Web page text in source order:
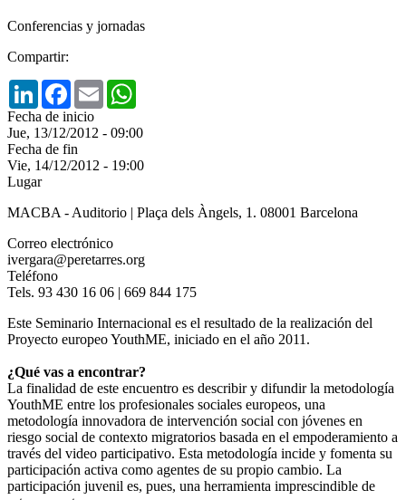
Conferencias y jornadas
Compartir:
LinkedInFacebook
Email
Fecha de inicio
Jue, 13/12/2012 - 09:00
Fecha de fin
Vie, 14/12/2012 - 19:00
Lugar
MACBA - Auditorio | Plaça dels Àngels, 1. 08001 Barcelona
Correo electrónico
ivergara@peretarres.org
Teléfono
Tels. 93 430 16 06 | 669 844 175
Este Seminario Internacional es el resultado de la realización del
Proyecto europeo YouthME, iniciado en el año 2011.
¿Qué vas a encontrar?
La finalidad de este encuentro es describir y difundir la metodología
YouthME entre los profesionales sociales europeos, una
metodología innovadora de intervención social con jóvenes en
riesgo social de contexto migratorios basada en el empoderamiento a
través del video participativo. Esta metodología incide y fomenta su
participación activa como agentes de su propio cambio. La
participación juvenil es, pues, una herramienta imprescindible de